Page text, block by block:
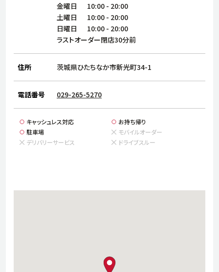
サステナビリティ
店舗検索
店舗一覧
採用情報
よくある質問・お問い合わせ
金曜日
10:00 - 20:00
土曜日
10:00 - 20:00
日曜日
10:00 - 20:00
ラストオーダー閉店30分前
住所 茨城県ひたちなか市新光町34-1
電話番号 029-265-5270
キャッシュレス対応
お持ち帰り
駐車場
モバイルオーダー
デリバリーサービス
ドライブスルー
map pin